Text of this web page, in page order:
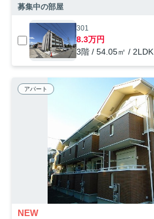
募集中の部屋
301
8.3万円
3階 / 54.05㎡ / 2LDK
アパート
NEW